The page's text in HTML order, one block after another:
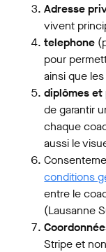
Adresse
vivent
telephone
pour
ainsi que
diplômes
de garantir
chaque
aussi le
conditions
entre le
(Lausanne
Stripe et